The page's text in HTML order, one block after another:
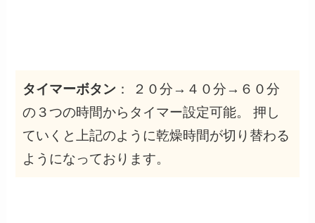
タイマーボタン ： ２０分→４０分→６０分
の３つの時間からタイマー設定可能。 押し
ていくと上記のように乾燥時間が切り替わる
ようになっております。